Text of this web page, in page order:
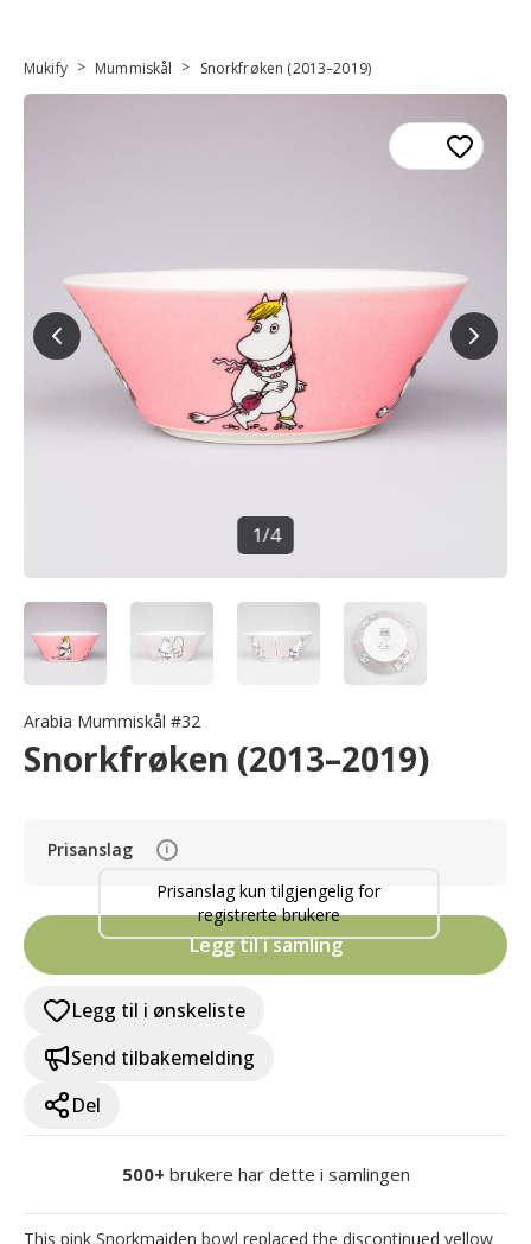
Mukify > Mummiskål > Snorkfrøken (2013–2019)
1/4
Arabia Mummiskål #32
Snorkfrøken (2013–2019)
Prisanslag i
Prisanslag kun tilgjengelig for
registrerte brukere
Legg til i samling
Legg til i ønskeliste
Send tilbakemelding
Del
500+ brukere har dette i samlingen
This pink Snorkmaiden bowl replaced the discontinued yellow